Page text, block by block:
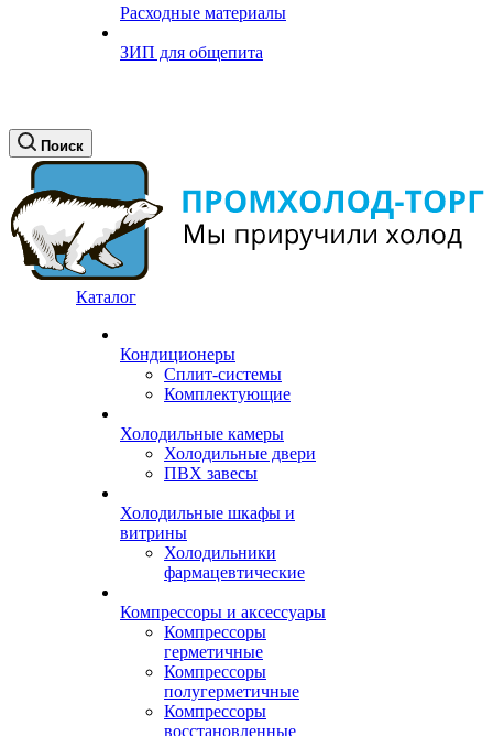
Расходные материалы
ЗИП для общепита
Поиск
Каталог
Кондиционеры
Сплит-системы
Комплектующие
Холодильные камеры
Холодильные двери
ПВХ завесы
Холодильные шкафы и
витрины
Холодильники
фармацевтические
Компрессоры и аксессуары
Компрессоры
герметичные
Компрессоры
полугерметичные
Компрессоры
восстановленные